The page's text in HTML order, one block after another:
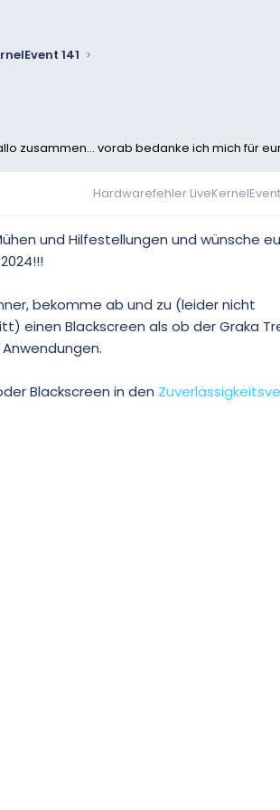
141
zusammen... vorab bedanke ich mich für
Hardwarefehler LiveKernelEvent
und Hilfestellungen und wünsche
bekomme ab und zu (leider nicht
einen Blackscreen als ob der Graka
Blackscreen in den